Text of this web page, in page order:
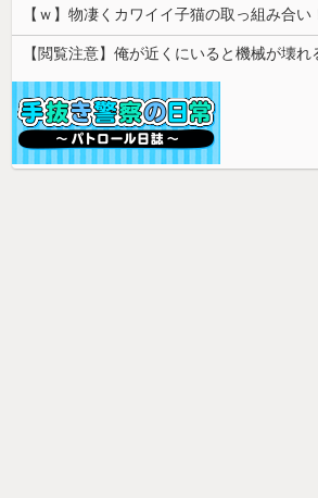
【ｗ】物凄くカワイイ子猫の取っ組み合い
【閲覧注意】俺が近くにいると機械が壊れ